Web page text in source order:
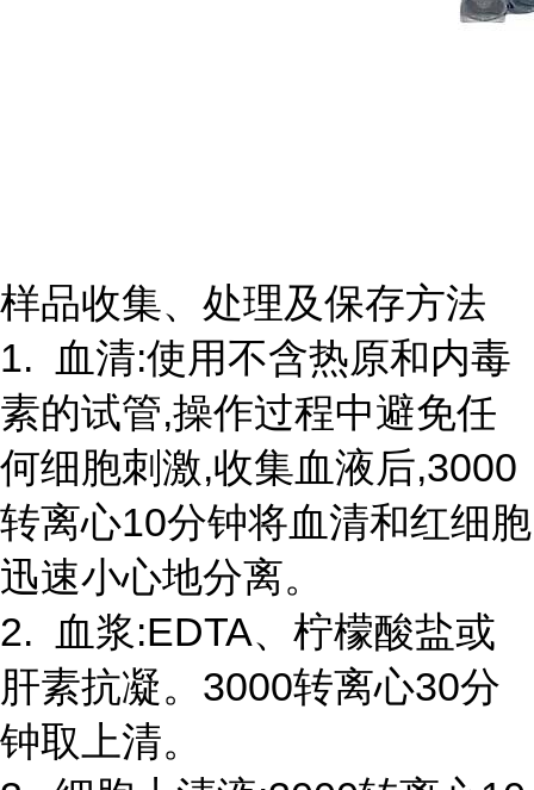
样品收集、处理及保存方法
1. 血清:使用不含热原和内毒
素的试管,操作过程中避免任
何细胞刺激,收集血液后,3000
转离心10分钟将血清和红细胞
迅速小心地分离。
2. 血浆:EDTA、柠檬酸盐或
肝素抗凝。3000转离心30分
钟取上清。